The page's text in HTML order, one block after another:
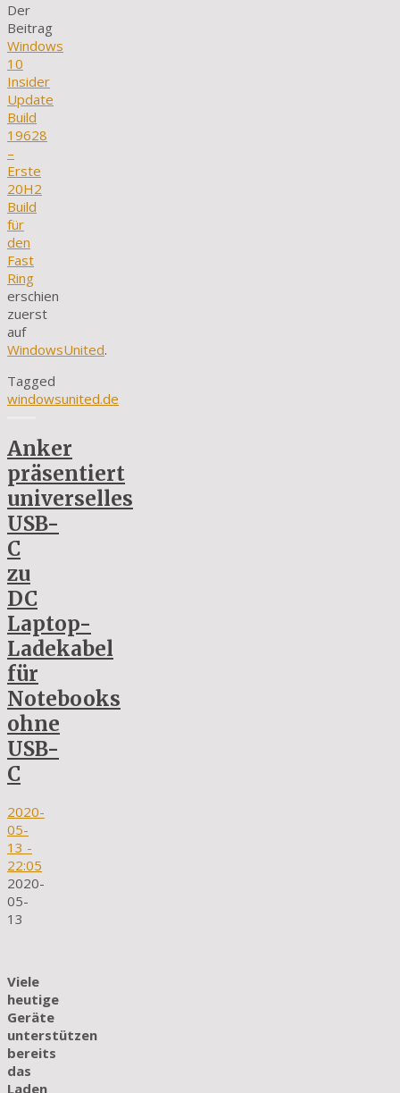
Der
Beitrag
Windows
10
Insider
Update
Build
19628
–
Erste
20H2
Build
für
den
Fast
Ring
erschien
zuerst
auf
WindowsUnited.
Tagged
windowsunited.de
Anker
präsentiert
universelles
USB-
C
zu
DC
Laptop-
Ladekabel
für
Notebooks
ohne
USB-
C
2020-
05-
13 -
22:05
2020-
05-
13
Viele
heutige
Geräte
unterstützen
bereits
das
Laden